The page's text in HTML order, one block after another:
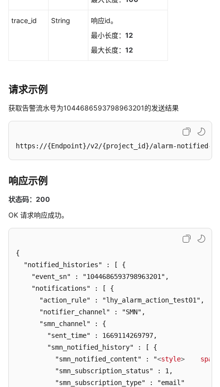
警
告
警
动
警
行
则
修
警
行
动
规
则
获
trace_id String
响应id。
最小长度： 12
最大长度： 12
请求示例
获取告警流水号为1044686593798963201的发送结果
https://{Endpoint}/v2/{project_id}/alarm-notified-
响应示例
状态码：200
OK 请求响应成功。
{
  "notified_histories" : [ {
    "event_sn" : "1044686593798963201",
    "notifications" : [ {
      "action_rule" : "lhy_alarm_action_test01",
      "notifier_channel" : "SMN",
      "smn_channel" : {
        "sent_time" : 1669114269797,
        "smn_notified_history" : [ {
          "smn_notified_content" : "
<style> span
          "smn_subscription_status" : 1,
          "smn_subscription_type" : "email"